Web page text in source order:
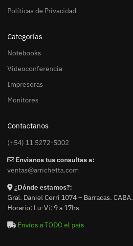
Políticas de Privacidad
Categorías
Notebooks
Videoconferencia
Impresoras
Monitores
Contactanos
(+54) 11 5272-5002
Envianos tus consultas a:
ventas@arrichetta.com
¿Dónde estamos?:
Gral. Daniel Cerri 1074 – Barracas. CABA.
Horario: Lu-Vi: 9 a 17hs
Envíos a TODO el país